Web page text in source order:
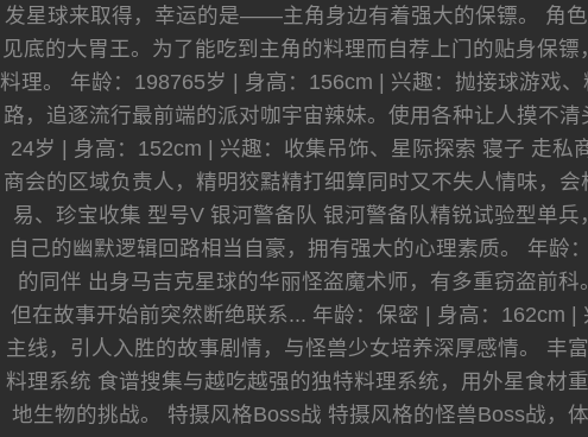
发星球来取得，幸运的是——主角身边有着强大的保镖。 角
见底的大胃王。为了能吃到主角的料理而自荐上门的贴身保
料理。 年龄：198765岁 | 身高：156cm | 兴趣：抛接球游戏
路，追逐流行最前端的派对咖宇宙辣妹。使用各种让人摸不
24岁 | 身高：152cm | 兴趣：收集吊饰、星际探索 寝子 走
商会的区域负责人，精明狡黠精打细算同时又不失人情味，
易、珍宝收集 型号V 银河警备队 银河警备队精锐试验型单
自己的幽默逻辑回路相当自豪，拥有强大的心理素质。 年
的同伴 出身马吉克星球的华丽怪盗魔术师，有多重窃盗前
但在故事开始前突然断绝联系... 年龄：保密 | 身高：162cm
主线，引人入胜的故事剧情，与怪兽少女培养深厚感情。 丰
料理系统 食谱搜集与越吃越强的独特料理系统，用外星食材
地生物的挑战。 特摄风格Boss战 特摄风格的怪兽Boss战，